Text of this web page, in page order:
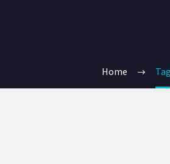
Home Tag